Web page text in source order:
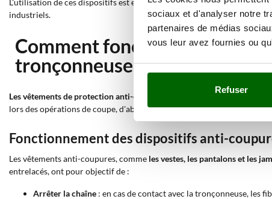
sociaux et d'analyser notre
partenaires de médias
vous leur avez fournies ou
Refuser
L'utilisation de ces dispositifs est essentiellepour garantir la sécurité
industriels.
Comment fonctionnent les
tronçonneuses ?
Les vêtements de protection anti-coupures
sont conçus avec des
lors des opérations de coupe, d'abattage et d'élagage du bois.
Fonctionnement des dispositifs anti-
Les vêtements anti-coupures, comme les vestes, les pantalons et les
entrelacés, ont pour objectif de :
Arrêter la chaîne : en cas de contact avec la tronçonneuse, les